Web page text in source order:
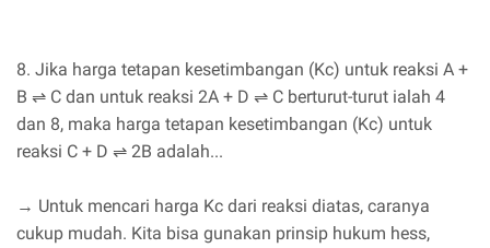
8. Jika harga tetapan kesetimbangan (Kc) untuk reaksi A +
B ⇌ C dan untuk reaksi 2A + D ⇌ C berturut-turut ialah 4
dan 8, maka harga tetapan kesetimbangan (Kc) untuk
reaksi C + D ⇌ 2B adalah...
→ Untuk mencari harga Kc dari reaksi diatas, caranya
cukup mudah. Kita bisa gunakan prinsip hukum hess,